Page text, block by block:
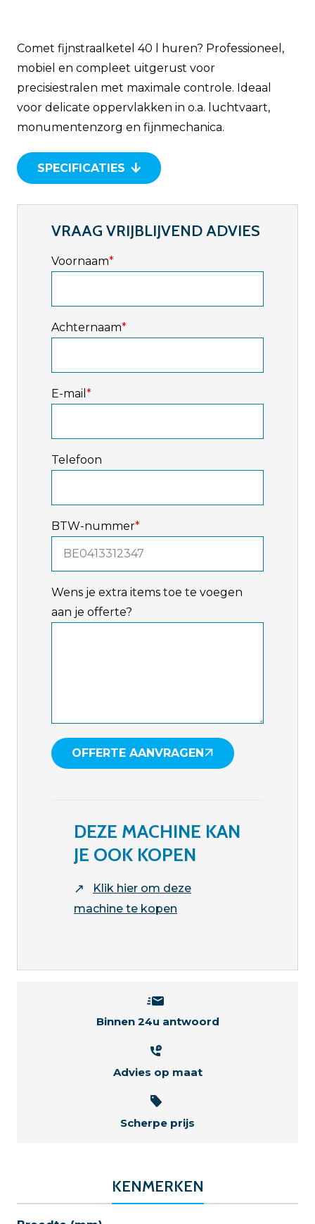
Comet fijnstraalketel 40 l huren? Professioneel,
mobiel en compleet uitgerust voor
precisiestralen met maximale controle. Ideaal
voor delicate oppervlakken in o.a. luchtvaart,
monumentenzorg en fijnmechanica.
SPECIFICATIES
VRAAG VRIJBLIJVEND ADVIES
Voornaam*
Achternaam*
E-mail *
Telefoon
BTW-nummer*
Wens je extra items toe te voegen
aan je offerte?
OFFERTE AANVRAGEN
DEZE MACHINE KAN
JE OOK KOPEN
↗
Klik hier om deze
machine te kopen
Binnen 24u antwoord
Advies op maat
Scherpe prijs
KENMERKEN